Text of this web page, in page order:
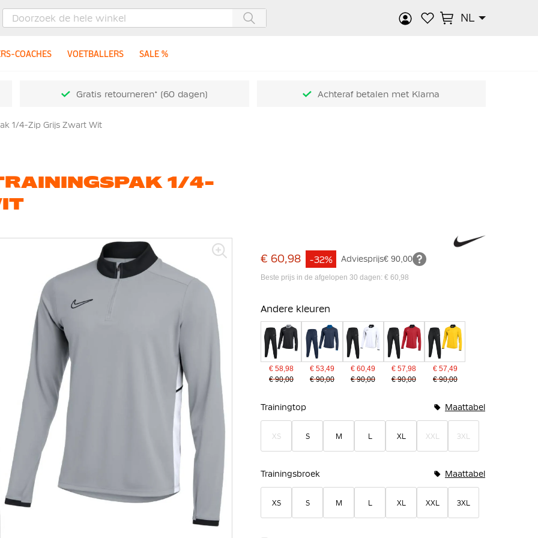
NL
COACHES VOETBALLERS SALE %
Gratis retourneren* (60 dagen) Achteraf betalen met Klarna
1/4-Zip Grijs Zwart Wit
1/4-
€ 60,98 Adviesprijs€ 90,00
-32%
Beste prijs in de afgelopen 30 dagen: € 60,98
Andere kleuren
€ 58,98
€ 90,00
€ 53,49
€ 90,00
€ 60,49
€ 90,00
€ 57,98
€ 90,00
€ 57,49
€ 90,00
Trainingtop Maattabel
XS S M L XL XXL 3XL
Trainingsbroek Maattabel
XS S M L XL XXL 3XL